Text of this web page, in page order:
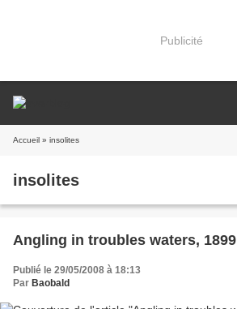
Publicité
Accueil » insolites
insolites
Angling in troubles waters, 1899
Publié le 29/05/2008 à 18:13
Par Baobald